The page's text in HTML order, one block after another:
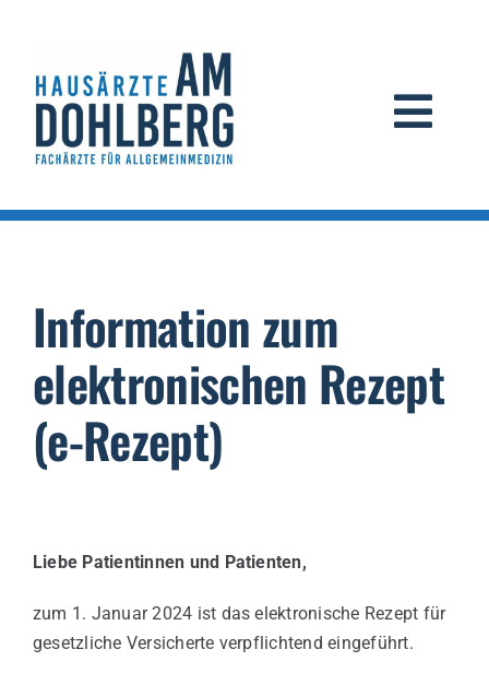
springen
Die Praxis
Rechtliche Hinweise
Information zum
elektronischen Rezept
(e-Rezept)
Liebe Patientinnen und Patienten,
zum 1. Januar 2024 ist das elektronische Rezept für
gesetzliche Versicherte verpflichtend eingeführt.